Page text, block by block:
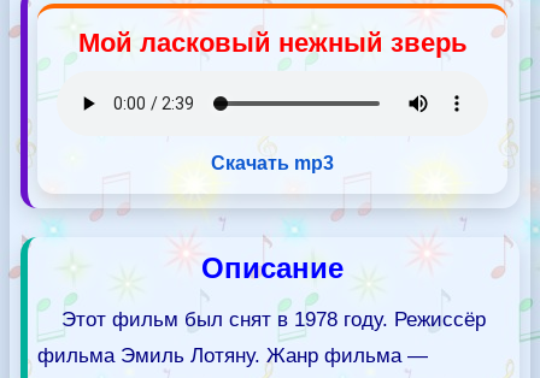
Мой ласковый нежный зверь
Скачать mp3
Описание
Этот фильм был снят в 1978 году. Режиссёр
фильма Эмиль Лотяну. Жанр фильма —